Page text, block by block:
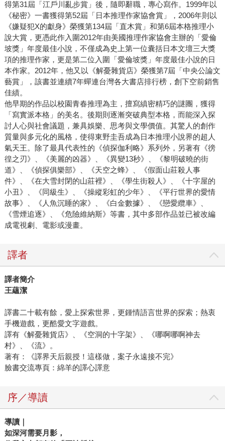
得第31屆「江戶川亂步賞」後，隨即辭職，專心寫作。1999年以
《秘密》一書獲得第52屆「日本推理作家協會賞」，2006年則以
《嫌疑犯X的獻身》榮獲第134屆「直木賞」和第6屆本格推理小
說大賞，更憑此作入圍2012年由美國推理作家協會主辦的「愛倫
坡獎」年度最佳小說，不僅成為史上第一位囊括日本文壇三大獎
項的推理作家，更是第二位入圍「愛倫坡獎」年度最佳小說的日
本作家。2012年，他又以《解憂雜貨店》榮獲第7屆「中央公論文
藝賞」，該書並連續7年蟬連台灣各大書店排行榜，創下空前銷售
佳績。
他早期的作品以校園青春推理為主，擅寫縝密精巧的謎團，獲得
「寫實派本格」的美名。後期則逐漸突破典型本格，而能深入探
討人心與社會議題，兼具娛樂、思考與文學價值。其驚人的創作
質量與多元化的風格，使得東野圭吾成為日本推理小說界的超人
氣天王。除了最具代表性的《偵探伽利略》系列外，另著有《徬
徨之刃》、《美麗的凶器》、《異變13秒》、《黎明破曉的街
道》、《偵探俱樂部》、《天空之蜂》、《假面山莊殺人事
件》、《在大雪封閉的山莊裡》、《學生街殺人》、《十字屋的
小丑》、《同級生》、《操縱彩虹的少年》、《平行世界的愛情
故事》、《人魚沉睡的家》、《白金數據》、《戀愛纜車》、
《雪煙追逐》、《危險維納斯》等書，其中多部作品並已被改編
成電視劇、電影或漫畫。
譯者
譯者簡介
王蘊潔
譯書二十載有餘，愛上探索世界，更鍾情語言世界的探索；熱衷
手機遊戲，更酷愛文字遊戲。
譯有《解憂雜貨店》、《空洞的十字架》、《哪啊哪啊神去
村》、《流》。
著有：《譯界天后親授！這樣做，案子永遠接不完》
臉書交流專頁：綿羊的譯心譯意
序／導讀
導讀｜
如深河需要月影，